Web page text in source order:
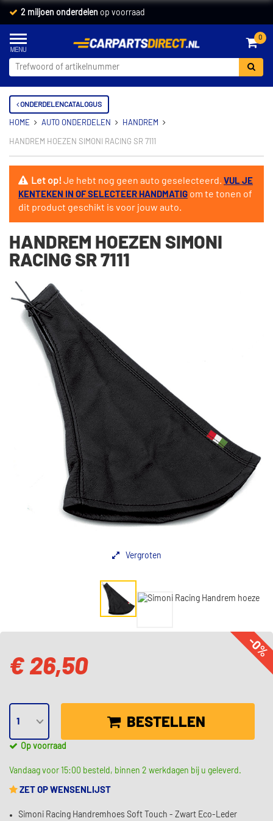
2 miljoen onderdelen op voorraad
0
ONDERDELENCATALOGUS
HOME AUTO ONDERDELEN HANDREM
HANDREM HOEZEN SIMONI RACING SR 7111
Let op!Je hebt nog geen auto geselecteerd. VUL JE
KENTEKEN IN OF SELECTEER HANDMATIG om te tonen of
dit product geschikt is voor jouw auto.
HANDREM HOEZEN SIMONI
RACING SR 7111
Vergroten
-0%
€ 26,50
BESTELLEN
Op voorraad
Vandaag voor 15:00 besteld, binnen 2 werkdagen bij u geleverd.
ZET OP WENSENLIJST
Simoni Racing Handremhoes Soft Touch - Zwart Eco-Leder